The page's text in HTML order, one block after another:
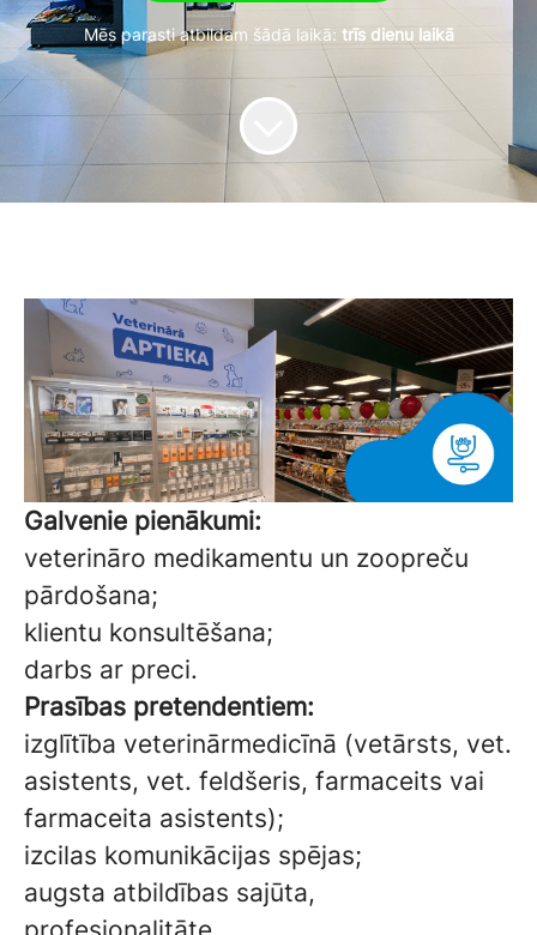
Mēs parasti atbildam šādā laikā: trīs dienu laikā
Galvenie pienākumi:
veterināro medikamentu un zoopreču
pārdošana;
klientu konsultēšana;
darbs ar preci.
Prasības pretendentiem:
izglītība veterinārmedicīnā (vetārsts, vet.
asistents, vet. feldšeris, farmaceits vai
farmaceita asistents);
izcilas komunikācijas spējas;
augsta atbildības sajūta,